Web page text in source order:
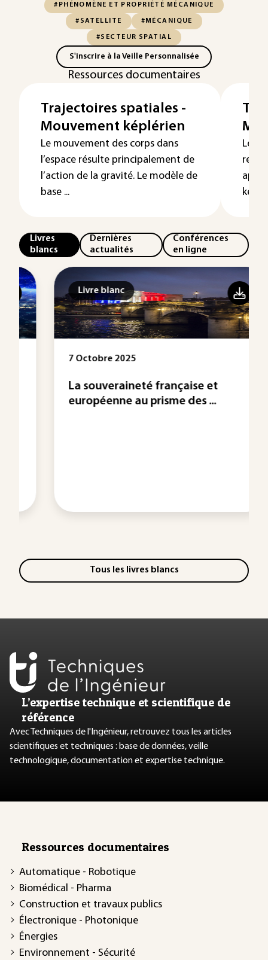
#PHÉNOMÈNE ET PROPRIÉTÉ MÉCANIQUE
#SATELLITE #MÉCANIQUE
#SECTEUR SPATIAL
S'inscrire à la Veille Personnalisée
Ressources documentaires
Trajectoires spatiales -
Mouvement képlérien
Le mouvement des corps dans
l’espace résulte principalement de
l’action de la gravité. Le modèle de
base ...
Le
Livres
blancs
Dernières
actualités
Conférences
en ligne
Livre blanc
7 Octobre 2025
La souveraineté française et
européenne au prisme des ...
Tous les livres blancs
L’expertise technique et scientifique de
référence
Avec Techniques de l'Ingénieur, retrouvez tous les articles
scientifiques et techniques : base de données, veille
technologique, documentation et expertise technique.
Ressources documentaires
Automatique - Robotique
Biomédical - Pharma
Construction et travaux publics
Électronique - Photonique
Énergies
Environnement - Sécurité